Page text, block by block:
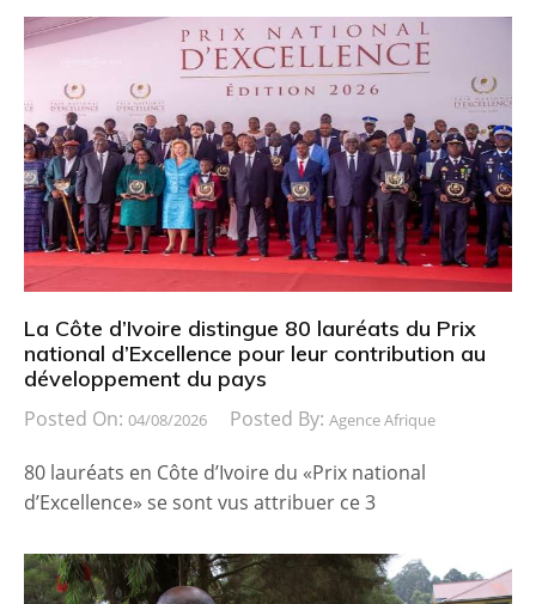
La Côte d’Ivoire distingue 80 lauréats du Prix
national d’Excellence pour leur contribution au
développement du pays
Posted On: 04/08/2026 Posted By: Agence Afrique
80 lauréats en Côte d’Ivoire du «Prix national
d’Excellence» se sont vus attribuer ce 3